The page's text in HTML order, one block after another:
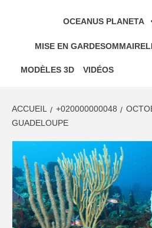
OCEANUS PLANETA
MISE EN GARDESOMMAIRE
MODÈLES 3D VIDÉOS
ACCUEIL +020000000048
GUADELOUPE